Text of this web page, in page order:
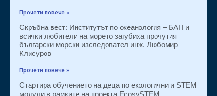
Прочети повече »
Скръбна вест: Институтът по океанология – БАН и
всички любители на морето загубиха прочутия
български морски изследовател инж. Любомир
Клисуров
Прочети повече »
Стартира обучението на деца по екологични и STEM
модули в рамките на проекта EcosySTEM